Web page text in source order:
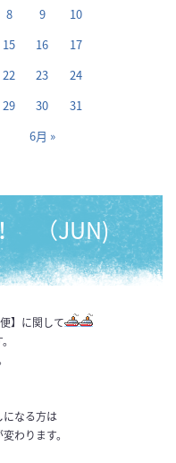
6月 »
8 9
10
15 16
17
22 23
24
29 30 31
（JUN)
】に関して
になる方は
わります。